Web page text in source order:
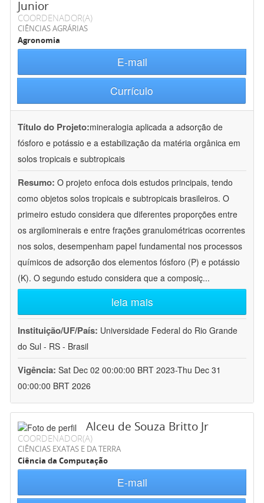
Junior
COORDENADOR(A)
CIÊNCIAS AGRÁRIAS
Agronomia
E-mail
Currículo
Título do Projeto:mineralogia aplicada a adsorção de
fósforo e potássio e a estabilização da matéria orgânica em
solos tropicais e subtropicais
Resumo: O projeto enfoca dois estudos principais, tendo
como objetos solos tropicais e subtropicais brasileiros. O
primeiro estudo considera que diferentes proporções entre
os argilominerais e entre frações granulométricas ocorrentes
nos solos, desempenham papel fundamental nos processos
químicos de adsorção dos elementos fósforo (P) e potássio
(K). O segundo estudo considera que a composiç...
leia mais
Instituição/UF/País: Universidade Federal do Rio Grande
do Sul - RS - Brasil
Vigência: Sat Dec 02 00:00:00 BRT 2023-Thu Dec 31
00:00:00 BRT 2026
Alceu de Souza Britto Jr
COORDENADOR(A)
CIÊNCIAS EXATAS E DA TERRA
Ciência da Computação
E-mail